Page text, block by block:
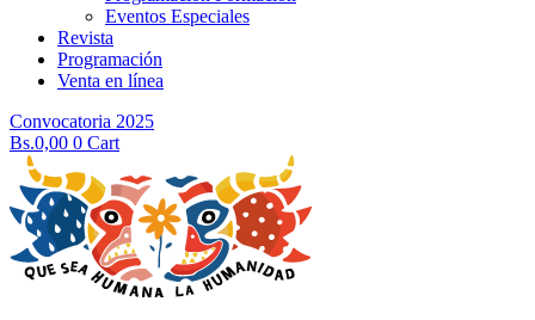
Eventos Especiales
Revista
Programación
Venta en línea
Convocatoria 2025
Bs.0,00 0 Cart